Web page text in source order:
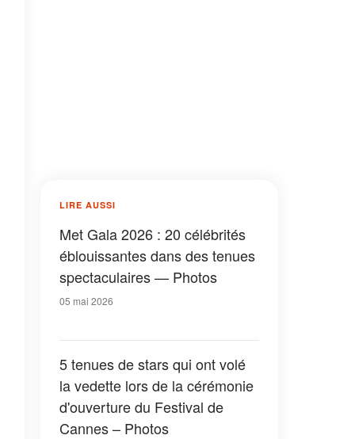
LIRE AUSSI
Met Gala 2026 : 20 célébrités
éblouissantes dans des tenues
spectaculaires — Photos
05 mai 2026
5 tenues de stars qui ont volé
la vedette lors de la cérémonie
d'ouverture du Festival de
Cannes – Photos